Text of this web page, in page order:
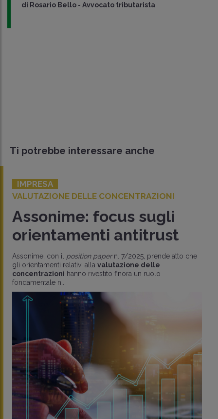
di Rosario Bello - Avvocato tributarista
Ti potrebbe interessare anche
IMPRESA
VALUTAZIONE DELLE CONCENTRAZIONI
Assonime: focus sugli
orientamenti antitrust
Assonime, con il position papern. 7/2025, prende atto che
gli orientamenti relativi alla valutazione delle
concentrazioni hanno rivestito finora un ruolo
fondamentale n..